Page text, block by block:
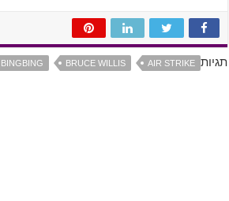
תגיות AIR STRIKE
BRUCE WILLIS
BINGBING